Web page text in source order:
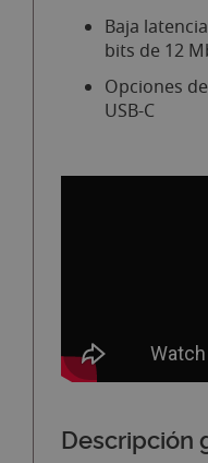
Baja
bits de 12
Opciones
USB-C
Descripción